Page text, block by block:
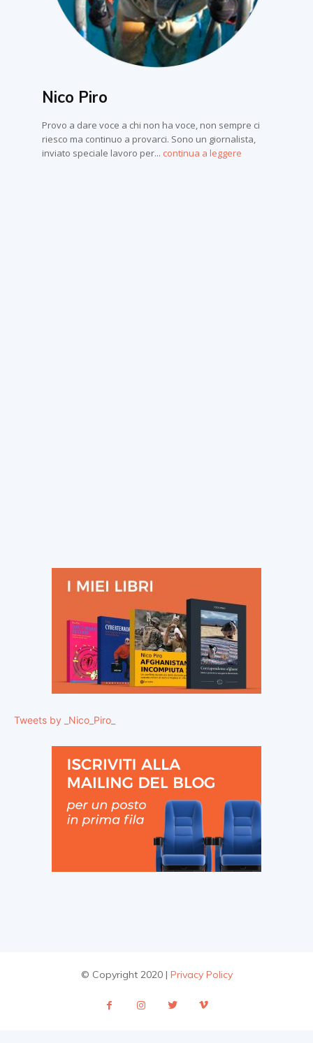
Nico Piro
Provo a dare voce a chi non ha voce, non sempre ci
riesco ma continuo a provarci. Sono un giornalista,
inviato speciale lavoro per... continua a leggere
Tweets by _Nico_Piro_
© Copyright 2020 | Privacy Policy